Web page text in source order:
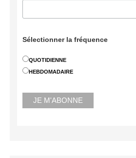
Sélectionner la fréquence
QUOTIDIENNE
HEBDOMADAIRE